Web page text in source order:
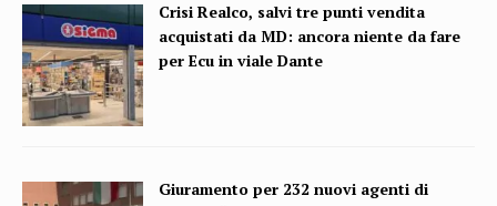
Crisi Realco, salvi tre punti vendita
acquistati da MD: ancora niente da fare
per Ecu in viale Dante
Giuramento per 232 nuovi agenti di